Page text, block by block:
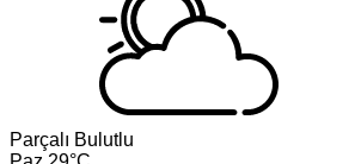
Parçalı Bulutlu